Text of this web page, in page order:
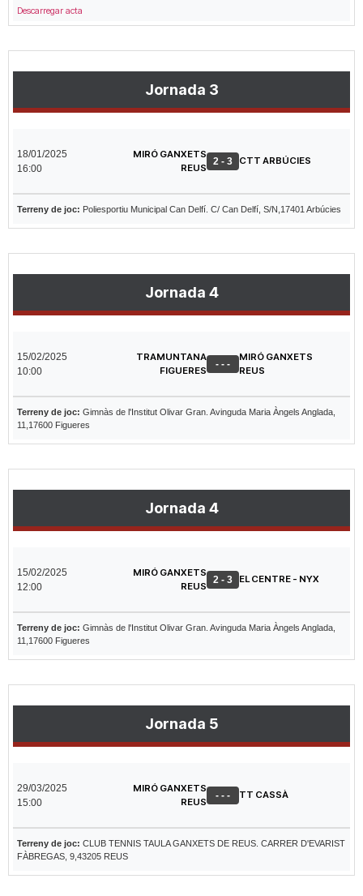
Descarregar acta
Jornada 3
18/01/2025
16:00
MIRÓ GANXETS
REUS
2 - 3 CTT ARBÚCIES
Terreny de joc: Poliesportiu Municipal Can Delfí. C/ Can Delfí, S/N,17401 Arbúcies
Jornada 4
15/02/2025
10:00
TRAMUNTANA
FIGUERES
- - -
MIRÓ GANXETS
REUS
Terreny de joc: Gimnàs de l'Institut Olivar Gran. Avinguda Maria Àngels Anglada,
11,17600 Figueres
Jornada 4
15/02/2025
12:00
MIRÓ GANXETS
REUS
2 - 3 EL CENTRE - NYX
Terreny de joc: Gimnàs de l'Institut Olivar Gran. Avinguda Maria Àngels Anglada,
11,17600 Figueres
Jornada 5
29/03/2025
15:00
MIRÓ GANXETS
REUS
- - - TT CASSÀ
Terreny de joc: CLUB TENNIS TAULA GANXETS DE REUS. CARRER D'EVARIST
FÀBREGAS, 9,43205 REUS